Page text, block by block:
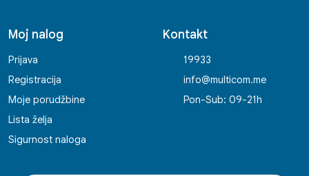
Moj nalog
Prijava
Registracija
Moje porudžbine
Lista želja
Sigurnost naloga
Kontakt
19933
info@multicom.me
Pon-Sub: 09-21h